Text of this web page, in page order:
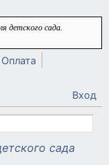
детского сада.
Оплата
Вход
сада